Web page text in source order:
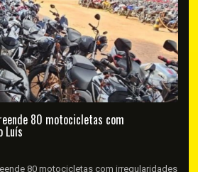
80 motocicletas com
Luís
80 motocicletas com irregularidades